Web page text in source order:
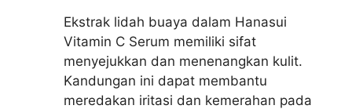
Ekstrak lidah buaya dalam Hanasui
Vitamin C Serum memiliki sifat
menyejukkan dan menenangkan kulit.
Kandungan ini dapat membantu
meredakan iritasi dan kemerahan pada